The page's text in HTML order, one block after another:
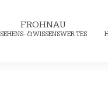
FROHNAU
SEHENS- & WISSENSWERTES